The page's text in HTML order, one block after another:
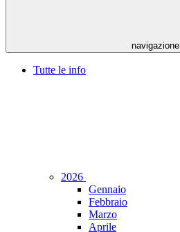
navigazione
Tutte le info
2026
Gennaio
Febbraio
Marzo
Aprile